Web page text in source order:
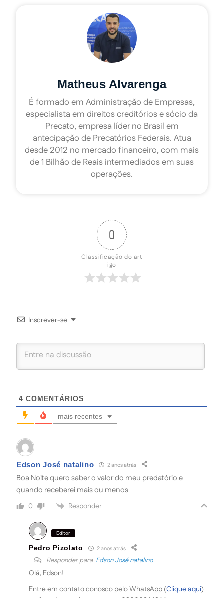
Matheus Alvarenga
É formado em Administração de Empresas,
especialista em direitos creditórios e sócio da
Precato, empresa líder no Brasil em
antecipação de Precatórios Federais. Atua
desde 2012 no mercado financeiro, com mais
de 1 Bilhão de Reais intermediados em suas
operações.
0
Classificação do art
igo
Inscrever-se
4 COMENTÁRIOS
mais recentes
Edson José natalino 2 anos atrás
Boa Noite quero saber o valor do meu predatório e
quando receberei mais ou menos
0 Responder
Editor
Pedro Pizolato 2 anos atrás
Responder para Edson José natalino
Olá, Edson!
Entre em contato conosco pelo WhatsApp (Clique aqui)